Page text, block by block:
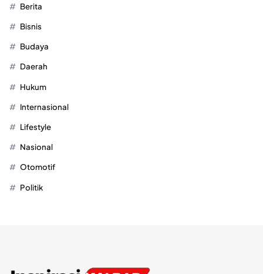
Berita
Bisnis
Budaya
Daerah
Hukum
Internasional
Lifestyle
Nasional
Otomotif
Politik